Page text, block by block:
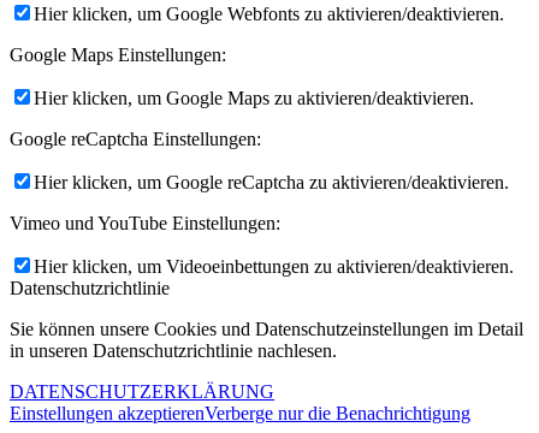
Hier klicken, um Google Webfonts zu aktivieren/deaktivieren.
Google Maps Einstellungen:
Hier klicken, um Google Maps zu aktivieren/deaktivieren.
Google reCaptcha Einstellungen:
Hier klicken, um Google reCaptcha zu aktivieren/deaktivieren.
Vimeo und YouTube Einstellungen:
Hier klicken, um Videoeinbettungen zu aktivieren/deaktivieren.
Datenschutzrichtlinie
Sie können unsere Cookies und Datenschutzeinstellungen im Detail
in unseren Datenschutzrichtlinie nachlesen.
DATENSCHUTZERKLÄRUNG
Einstellungen akzeptierenVerberge nur die Benachrichtigung